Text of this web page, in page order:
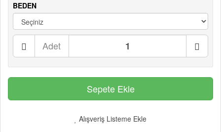
BEDEN
Adet
Alışveriş Listeme Ekle